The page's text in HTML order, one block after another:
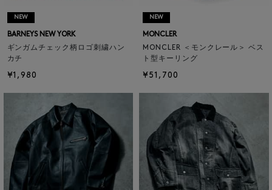
NEW
BARNEYS NEW YORK
ギンガムチェック柄ロゴ刺繍ハン
カチ
¥1,980
NEW
MONCLER
MONCLER ＜モンクレール＞ ベス
ト型キーリング
¥51,700